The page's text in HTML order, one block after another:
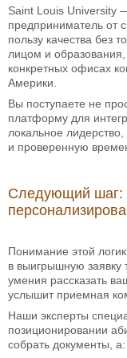
Saint Louis University
предприниматель от
пользу качества без
лицом и образования,
конкретных офисах
Америки.
Вы поступаете не
платформу для
локальное
и проверенную
Следующий шаг:
Понимание этой
в выигрышную заявку
умения рассказать
услышит приемная
Наши эксперты
позиционировании
собрать документы, а: